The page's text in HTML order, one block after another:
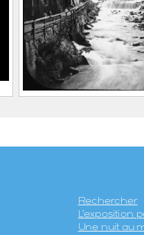
Allevard, usine
chemin de fer
Rechercher
L’exposition
Une nuit au